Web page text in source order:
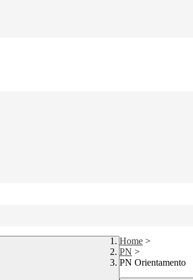
Home >
PN >
PN Orientamento